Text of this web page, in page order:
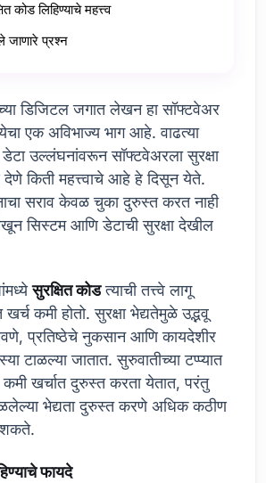
कोड लिहिण्याचे महत्त्व
जाणारे प्रश्न
डिजिटल जगात लेखन हा सॉफ्टवेअर
एक अविभाज्य भाग आहे. वाढत्या
उल्लंघनांवरून सॉफ्टवेअरला सुरक्षा
देणे किती महत्त्वाचे आहे हे दिसून येते.
सराव केवळ चुका दुरुस्त करत नाही
सिस्टम आणि डेटाची सुरक्षा देखील
सुरक्षित कोडत्याची तत्त्वे लागू
खर्च कमी होतो. सुरक्षा भेद्यतेमुळे उद्भवू
प्रतिष्ठेचे नुकसान आणि कायदेशीर
टाळल्या जातात. सुरुवातीच्या टप्प्यात
खर्चात दुरुस्त करता येतात, परंतु
भेद्यता दुरुस्त करणे अधिक कठीण
फायदे